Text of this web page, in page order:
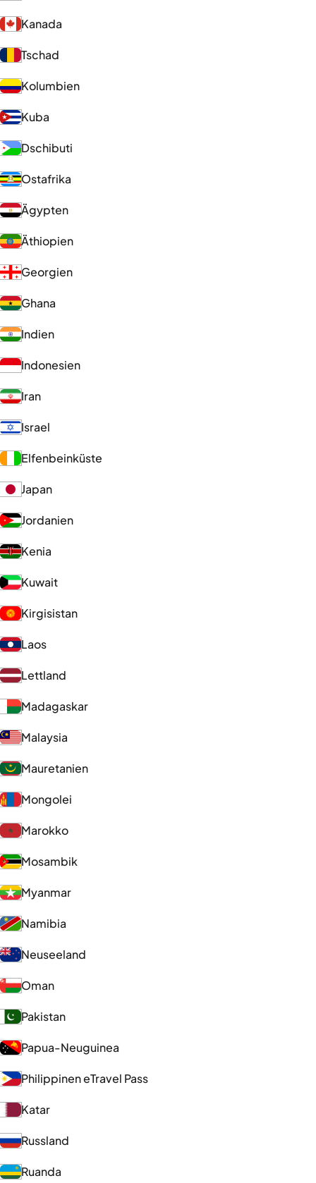
Kanada
Tschad
Kolumbien
Kuba
Dschibuti
Ostafrika
Ägypten
Äthiopien
Georgien
Ghana
Indien
Indonesien
Iran
Israel
Elfenbeinküste
Japan
Jordanien
Kenia
Kuwait
Kirgisistan
Laos
Lettland
Madagaskar
Malaysia
Mauretanien
Mongolei
Marokko
Mosambik
Myanmar
Namibia
Neuseeland
Oman
Pakistan
Papua-Neuguinea
Philippinen eTravel Pass
Katar
Russland
Ruanda